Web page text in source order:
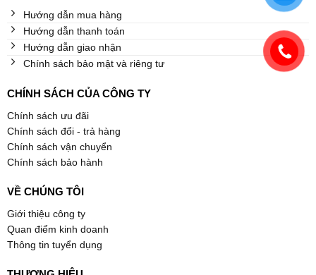
Hướng dẫn mua hàng
Hướng dẫn thanh toán
Hướng dẫn giao nhận
Chính sách bảo mật và riêng tư
CHÍNH SÁCH CỦA CÔNG TY
Chính sách ưu đãi
Chính sách đổi - trả hàng
Chính sách vận chuyển
Chính sách bảo hành
VỀ CHÚNG TÔI
Giới thiệu công ty
Quan điểm kinh doanh
Thông tin tuyển dụng